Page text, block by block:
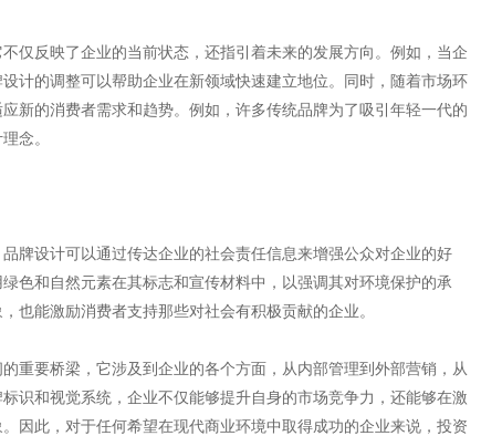
仅反映了企业的当前状态，还指引着未来的发展方向。例如，当企
计的调整可以帮助企业在新领域快速建立地位。同时，随着市场环
新的消费者需求和趋势。例如，许多传统品牌为了吸引年轻一代的
念。
牌设计可以通过传达企业的社会责任信息来增强公众对企业的好
色和自然元素在其标志和宣传材料中，以强调其对环境保护的承
也能激励消费者支持那些对社会有积极贡献的企业。
重要桥梁，它涉及到企业的各个方面，从内部管理到外部营销，从
识和视觉系统，企业不仅能够提升自身的市场竞争力，还能够在激
因此，对于任何希望在现代商业环境中取得成功的企业来说，投资